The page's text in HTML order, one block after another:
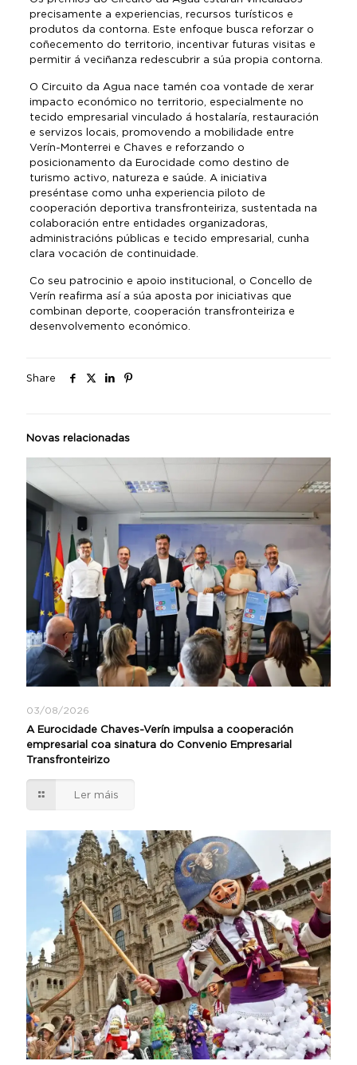
precisamente a experiencias, recursos turísticos e
produtos da contorna. Este enfoque busca reforzar o
coñecemento do territorio, incentivar futuras visitas e
permitir á veciñanza redescubrir a súa propia contorna.
O Circuito da Agua nace tamén coa vontade de xerar
impacto económico no territorio, especialmente no
tecido empresarial vinculado á hostalaría, restauración
e servizos locais, promovendo a mobilidade entre
Verín-Monterrei e Chaves e reforzando o
posicionamento da Eurocidade como destino de
turismo activo, natureza e saúde. A iniciativa
preséntase como unha experiencia piloto de
cooperación deportiva transfronteiriza, sustentada na
colaboración entre entidades organizadoras,
administracións públicas e tecido empresarial, cunha
clara vocación de continuidade.
Co seu patrocinio e apoio institucional, o Concello de
Verín reafirma así a súa aposta por iniciativas que
combinan deporte, cooperación transfronteiriza e
desenvolvemento económico.
Share
Novas relacionadas
03/08/2026
A Eurocidade Chaves-Verín impulsa a cooperación
empresarial coa sinatura do Convenio Empresarial
Transfronteirizo
Ler máis